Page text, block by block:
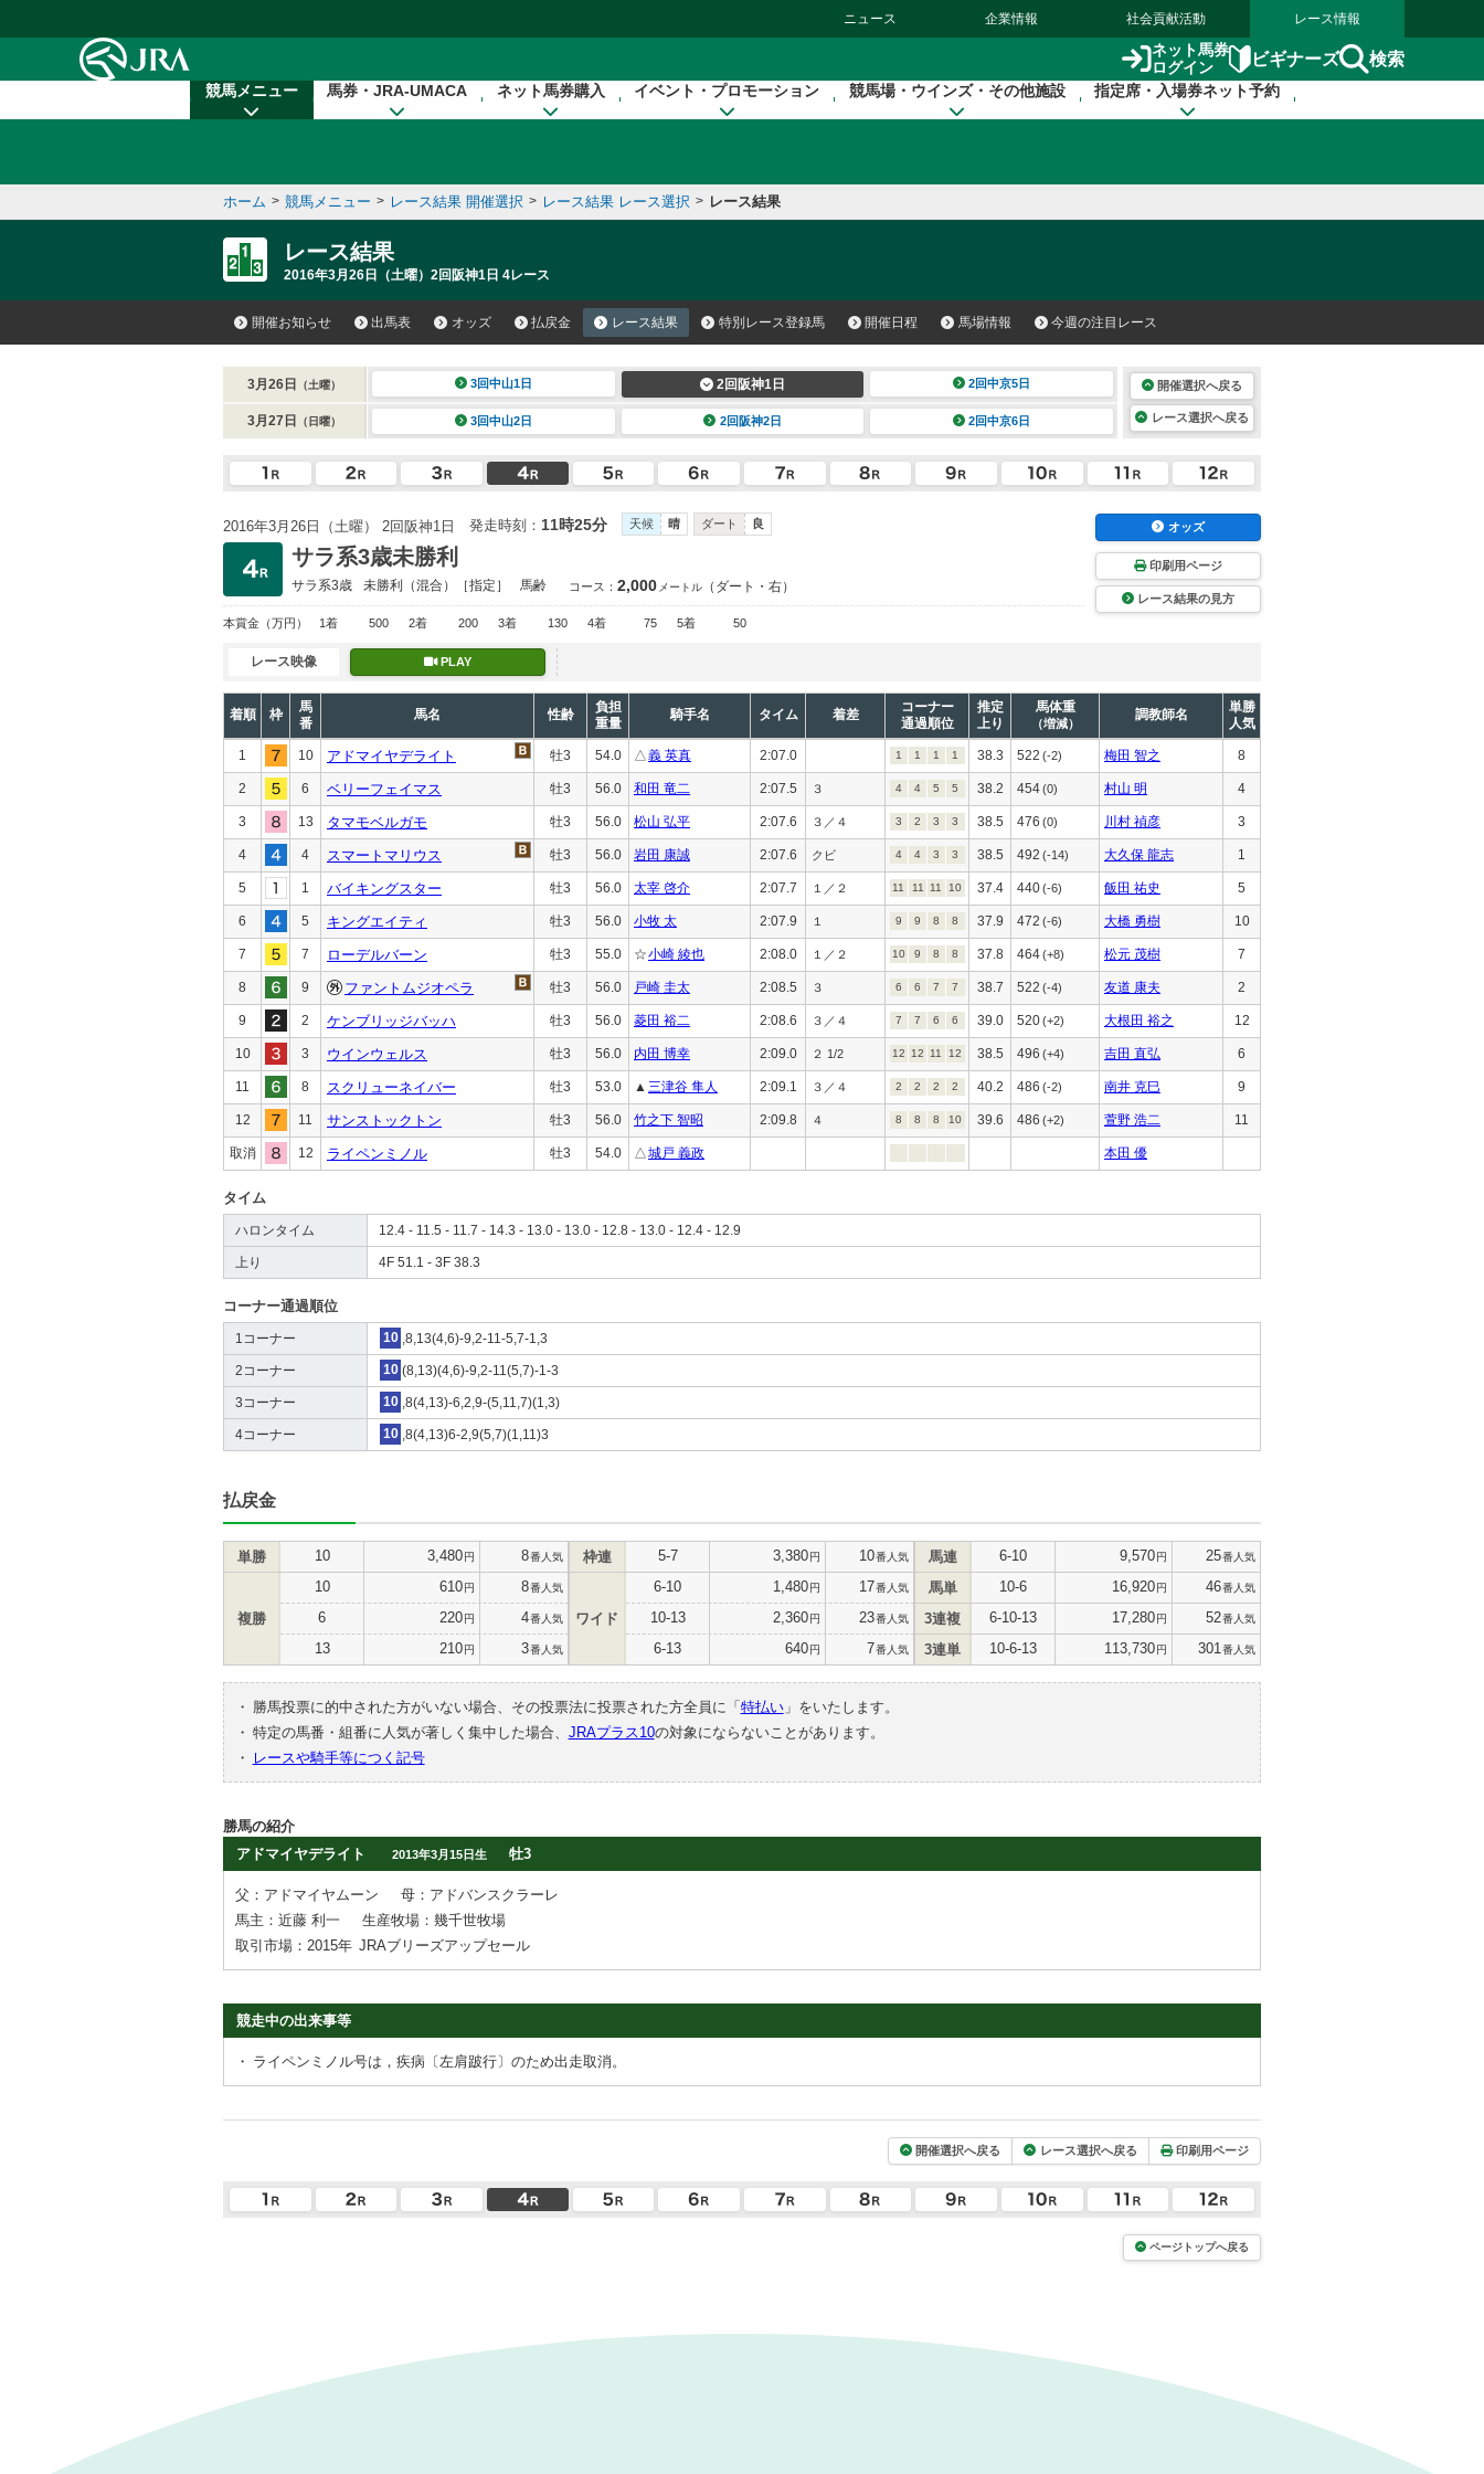
ニュース 企業情報 社会貢献活動 レース情報
ネット馬券
ログイン
ビギナーズ 検索
競馬メニュー 馬券・JRA-UMACA ネット馬券購入 イベント・プロモーション 競馬場・ウインズ・その他施設 指定席・入場券ネット予約
ホーム > 競馬メニュー > レース結果 開催選択 > レース結果 レース選択 > レース結果
レース結果
2016年3月26日（土曜）2回阪神1日 4レース
開催お知らせ 出馬表 オッズ 払戻金 レース結果 特別レース登録馬 開催日程 馬場情報 今週の注目レース
3月26日 （土曜） 3回中山1日 2回阪神1日 2回中京5日
3月27日 （日曜） 3回中山2日 2回阪神2日 2回中京6日
開催選択へ戻る
レース選択へ戻る
2016年3月26日（土曜） 2回阪神1日 発走時刻： 11時25分 天候 晴 ダート 良
サラ系3歳未勝利
サラ系3歳 未勝利 （混合）［指定］ 馬齢 コース： 2,000 メートル （ダート・右）
本賞金 （万円） 1着 500 2着 200 3着 130 4着 75 5着 50
オッズ
印刷用ページ
レース結果の見方
レース映像 PLAY
着順 枠
馬
番
馬名 性齢
負担
重量
騎手名 タイム 着差
コーナー
通過順位
推定
上り
馬体重
（増減）
調教師名
単勝
人気
1 10 アドマイヤデライト 牡3 54.0 △義 英真 2:07.0 1 1 1 1 38.3 522 (-2) 梅田 智之 8
2 6 ベリーフェイマス 牡3 56.0 和田 竜二 2:07.5 ３ 4 4 5 5 38.2 454(0) 村山 明 4
3 13 タマモベルガモ 牡3 56.0 松山 弘平 2:07.6 ３／４ 3 2 3 3 38.5 476 (0) 川村 禎彦 3
4 4 スマートマリウス 牡3 56.0 岩田 康誠 2:07.6 クビ 4 4 3 3 38.5 492 (-14) 大久保 龍志 1
5 1 バイキングスター 牡3 56.0 太宰 啓介 2:07.7 １／２ 11 11 11 10 37.4 440(-6) 飯田 祐史 5
6 5 キングエイティ 牡3 56.0 小牧 太 2:07.9 １ 9 9 8 8 37.9 472 (-6) 大橋 勇樹 10
7 7 ローデルバーン 牡3 55.0 ☆小崎 綾也 2:08.0 １／２ 10 9 8 8 37.8 464(+8) 松元 茂樹 7
8 9 ファントムジオペラ 牡3 56.0 戸崎 圭太 2:08.5 ３ 6 6 7 7 38.7 522 (-4) 友道 康夫 2
9 2 ケンブリッジバッハ 牡3 56.0 菱田 裕二 2:08.6 ３／４ 7 7 6 6 39.0 520(+2) 大根田 裕之 12
10 3 ウインウェルス 牡3 56.0 内田 博幸 2:09.0 ２ 1/2 12 12 11 12 38.5 496 (+4) 吉田 直弘 6
11 8 スクリューネイバー 牡3 53.0 ▲ 三津谷 隼人 2:09.1 ３／４ 2 2 2 2 40.2 486 (-2) 南井 克巳 9
12 11 サンストックトン 牡3 56.0 竹之下 智昭 2:09.8 ４ 8 8 8 10 39.6 486 (+2) 萱野 浩二 11
取消 12 ライペンミノル 牡3 54.0 △城戸 義政 本田 優
タイム
ハロンタイム 12.4 - 11.5 - 11.7 - 14.3 - 13.0 - 13.0 - 12.8 - 13.0 - 12.4 - 12.9
上り 4F 51.1 - 3F 38.3
コーナー通過順位
1コーナー 10 ,8,13(4,6)-9,2-11-5,7-1,3
2コーナー 10 (8,13)(4,6)-9,2-11(5,7)-1-3
3コーナー 10 ,8(4,13)-6,2,9-(5,11,7)(1,3)
4コーナー 10 ,8(4,13)6-2,9(5,7)(1,11)3
払戻金
単勝 10 3,480円 8番人気
複勝
10 610円 8番人気
6 220円 4番人気
13 210円 3番人気
枠連 5-7 3,380円 10番人気
ワイド
6-10 1,480円 17番人気
10-13 2,360円 23番人気
6-13 640円 7番人気
馬連 6-10 9,570円 25番人気
馬単 10-6 16,920円 46番人気
3連複 6-10-13 17,280円 52番人気
3連単 10-6-13 113,730円 301 番人気
・ 勝馬投票に的中された方がいない場合、その投票法に投票された方全員に「 特払い」をいたします。
・ 特定の馬番・組番に人気が著しく集中した場合、 JRAプラス10の対象にならないことがあります。
・
レースや騎手等につく記号
勝馬の紹介
アドマイヤデライト
2013年3月15日生 牡3
父：アドマイヤムーン
母：アドバンスクラーレ
馬主：近藤 利一
生産牧場：幾千世牧場
取引市場：2015年 JRAブリーズアップセール
競走中の出来事等
・ ライペンミノル号は，疾病〔左肩跛行〕のため出走取消。
開催選択へ戻る レース選択へ戻る 印刷用ページ
ページトップへ戻る